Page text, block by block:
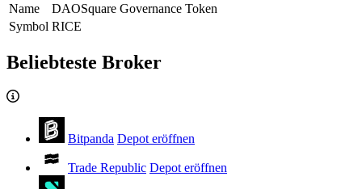
Name
DAOSquare Governance Token
Symbol RICE
Beliebteste Broker
Bitpanda Depot eröffnen
Trade Republic Depot eröffnen